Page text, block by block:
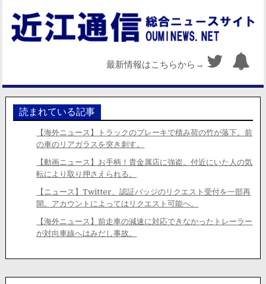
最新情報はこちらから→
読まれている記事
【海外ニュース】トラックのブレーキで積み荷の竹が落下。前
の車のリアガラスを突き刺す。
【動画ニュース】お手柄！貴金属店に強盗。付近にいた人の気
転により取り押さえられる。
【ニュース】Twitter、認証バッジのリクエスト受付を一部再
開。アカウントによってはリクエスト可能へ。
【海外ニュース】前走車の減速に対応できなかったトレーラー
が対向車線へはみだし事故。